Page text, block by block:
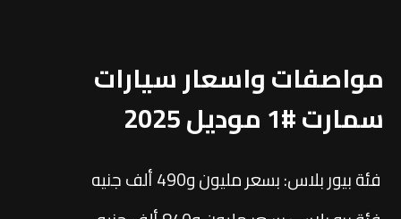
مواصفات واسعار سيارات
سمارت #1 موديل 2025
فئة بيور بلاس: بسعر مليون و490 ألف جنيه